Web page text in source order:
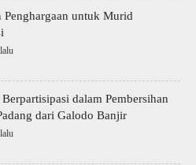
Penghargaan untuk Murid
dalam Pembersihan
dari Galodo Banjir